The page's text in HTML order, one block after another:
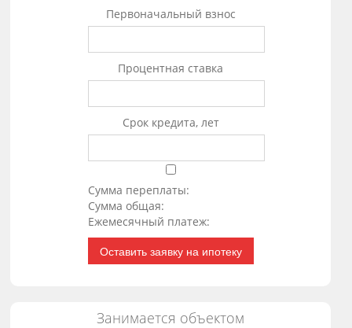
Первоначальный взнос
Процентная ставка
Срок кредита, лет
Сумма переплаты:
Сумма общая:
Ежемесячный платеж:
Оставить заявку на ипотеку
Занимается объектом